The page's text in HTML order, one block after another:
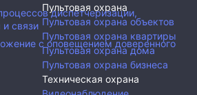
Пультовая охрана
Пультовая охрана объектов
Пультовая охрана квартиры
Пультовая охрана дома
Пультовая охрана бизнеса
Техническая охрана
диспетчеризации,
и связи
с оповещением доверенного